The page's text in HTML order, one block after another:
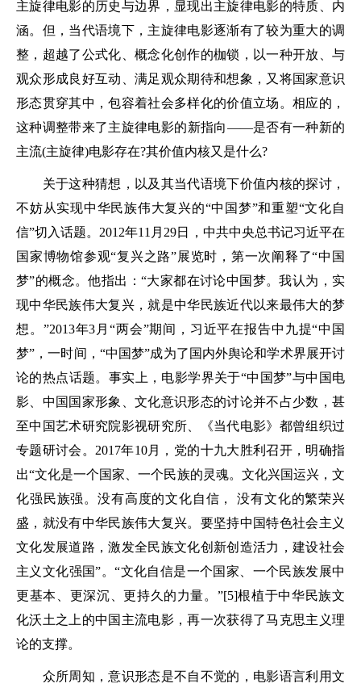
主旋律电影的历史与边界，显现出主旋律电影的特质、内
涵。但，当代语境下，主旋律电影逐渐有了较为重大的调
整，超越了公式化、概念化创作的枷锁，以一种开放、与
观众形成良好互动、满足观众期待和想象，又将国家意识
形态贯穿其中，包容着社会多样化的价值立场。相应的，
这种调整带来了主旋律电影的新指向——是否有一种新的
主流(主旋律)电影存在?其价值内核又是什么?
关于这种猜想，以及其当代语境下价值内核的探讨，
不妨从实现中华民族伟大复兴的“中国梦”和重塑“文化自
信”切入话题。2012年11月29日，中共中央总书记习近平在
国家博物馆参观“复兴之路”展览时，第一次阐释了“中国
梦”的概念。他指出：“大家都在讨论中国梦。我认为，实
现中华民族伟大复兴，就是中华民族近代以来最伟大的梦
想。”2013年3月“两会”期间，习近平在报告中九提“中国
梦”，一时间，“中国梦”成为了国内外舆论和学术界展开讨
论的热点话题。事实上，电影学界关于“中国梦”与中国电
影、中国国家形象、文化意识形态的讨论并不占少数，甚
至中国艺术研究院影视研究所、《当代电影》都曾组织过
专题研讨会。2017年10月，党的十九大胜利召开，明确指
出“文化是一个国家、一个民族的灵魂。文化兴国运兴，文
化强民族强。没有高度的文化自信， 没有文化的繁荣兴
盛，就没有中华民族伟大复兴。要坚持中国特色社会主义
文化发展道路，激发全民族文化创新创造活力，建设社会
主义文化强国”。“文化自信是一个国家、一个民族发展中
更基本、更深沉、更持久的力量。”[5]根植于中华民族文
化沃土之上的中国主流电影，再一次获得了马克思主义理
论的支撑。
众所周知，意识形态是不自不觉的，电影语言利用文